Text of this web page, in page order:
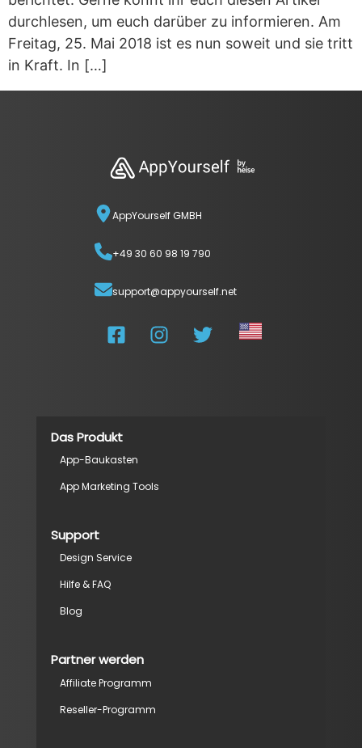
durchlesen, um euch darüber zu informieren. Am
Freitag, 25. Mai 2018 ist es nun soweit und sie tritt
in Kraft. In […]
AppYourself GMBH
+49 30 60 98 19 790
support@appyourself.net
Das Produkt
App-Baukasten
App Marketing Tools
Support
Design Service
Hilfe & FAQ
Blog
Partner werden
Affiliate Programm
Reseller-Programm